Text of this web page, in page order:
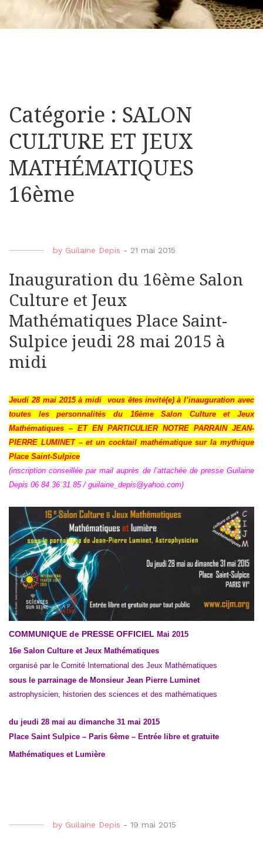
Catégorie : SALON
CULTURE ET JEUX
MATHÉMATIQUES
16ème
by Guilaine Depis - 21 mai 2015
Inauguration du 16ème Salon
Culture et Jeux
Mathématiques Place Saint-
Sulpice jeudi 28 mai 2015 à
midi
Jeudi 28 mai 2015 à midi vous êtes invité(e) àl’inauguration avec
toutes les personnalités du 16ème Salon Culture et Jeux
Mathématiques – ET EN PARTICULIER NOTRE PARRAIN JEAN-
PIERRE LUMINET – et un cocktail mathématique sur la mythique
Place Saint-Sulpice
(inscription conseillée par mail auprès de l’attachée de presse Guilaine
Depis 06 84 36 31 85 / guilaine_depis@yahoo.com)
COMMUNIQUE de PRESSE OFFICIEL Mai 2015
16e Salon Culture et Jeux Mathématiques
organisé par le Comité International des Jeux Mathématiques
sous le parrainage de Monsieur Jean Pierre Luminet
astrophysicien, historien des sciences et des mathématiques
du jeudi 28 mai au dimanche 31 mai 2015
Place Saint Sulpice – Paris 6ème – Entrée libre et gratuite
Mathématiques et Lumière
by Guilaine Depis - 19 mai 2015